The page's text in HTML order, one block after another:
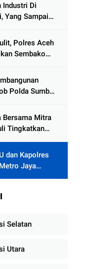
Industri Di
Yang Sampai
Polres Aceh
Sembako
Polda Sumbar
Bersama Mitra
Tingkatkan
dan Kapolres
Jaya
Publik
Selatan
Utara